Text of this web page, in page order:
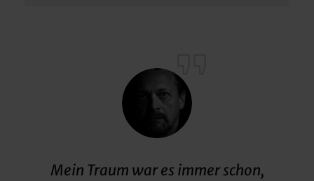
Mein Traum war es immer schon,